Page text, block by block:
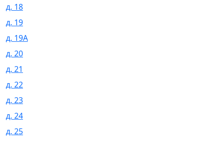
д. 18
д. 19
д. 19А
д. 20
д. 21
д. 22
д. 23
д. 24
д. 25